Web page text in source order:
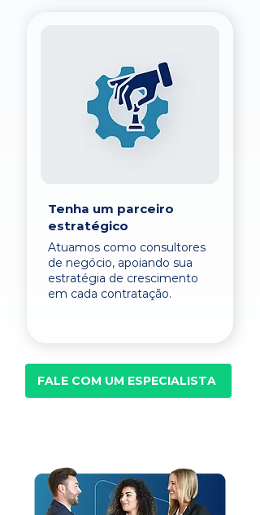
Tenha um parceiro
estratégico
Atuamos como consultores
de negócio, apoiando sua
estratégia de crescimento
em cada contratação.
FALE COM UM ESPECIALISTA